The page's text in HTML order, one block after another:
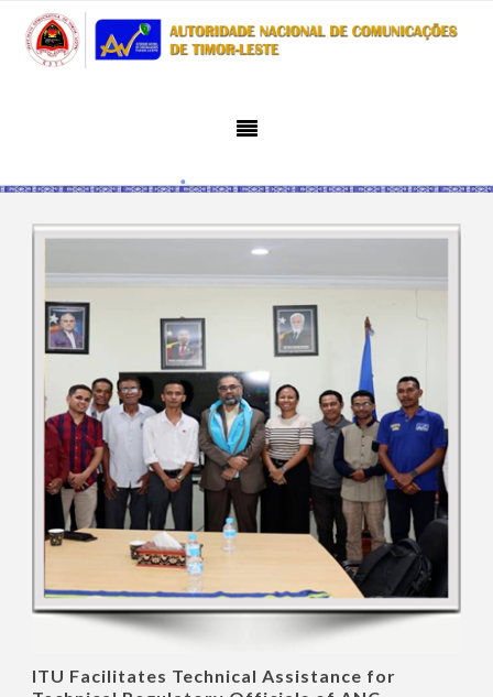
ITU Facilitates Technical Assistance for